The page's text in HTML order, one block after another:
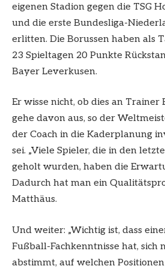
eigenen Stadion gegen die TSG
und die erste Bundesliga-
erlitten. Die Borussen haben als
23 Spieltagen 20 Punkte
Bayer Leverkusen.
Er wisse nicht, ob dies an Trainer
gehe davon aus, so der
der Coach in die Kaderplanung
sei. „Viele Spieler, die in den
geholt wurden, haben die
Dadurch hat man ein
Matthäus.
Und weiter: „Wichtig ist, dass
Fußball-Fachkenntnisse hat, sich
abstimmt, auf welchen